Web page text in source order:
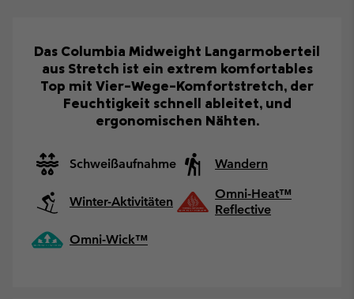
Das Columbia Midweight Langarmoberteil
aus Stretch ist ein extrem komfortables
Top mit Vier-Wege-Komfortstretch, der
Feuchtigkeit schnell ableitet, und
ergonomischen Nähten.
Schweißaufnahme Wandern
Winter-Aktivitäten
Omni-Heat™
Reflective
Omni-Wick™